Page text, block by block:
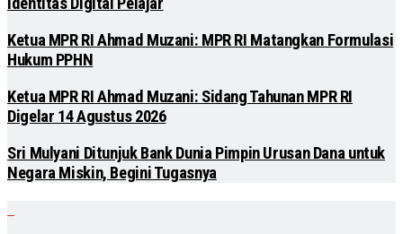
Identitas Digital Pelajar
Ketua MPR RI Ahmad Muzani: MPR RI Matangkan Formulasi
Hukum PPHN
Ketua MPR RI Ahmad Muzani: Sidang Tahunan MPR RI
Digelar 14 Agustus 2026
Sri Mulyani Ditunjuk Bank Dunia Pimpin Urusan Dana untuk
Negara Miskin, Begini Tugasnya